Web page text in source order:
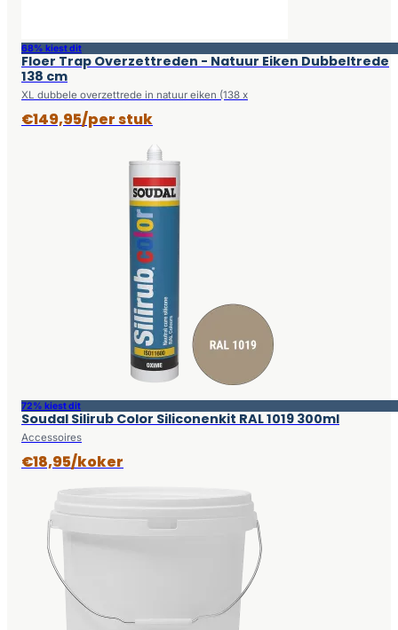
68% kiest dit
Floer Trap Overzettreden - Natuur Eiken Dubbeltrede
138 cm
XL dubbele overzettrede in natuur eiken (138 x
€149,95/per stuk
72% kiest dit
Soudal Silirub Color Siliconenkit RAL 1019 300ml
Accessoires
€18,95/koker